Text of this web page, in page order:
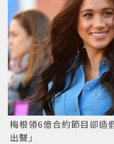
梅根領6億合約節目卻造
出聲」